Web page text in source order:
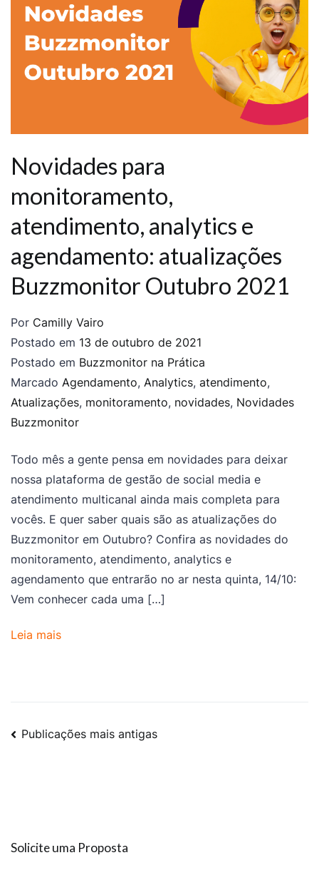
Novidades para
monitoramento,
atendimento, analytics e
agendamento: atualizações
Buzzmonitor Outubro 2021
Por Camilly Vairo
Postado em 13 de outubro de 2021
Postado em Buzzmonitor na Prática
Marcado Agendamento, Analytics, atendimento,
Atualizações, monitoramento, novidades, Novidades
Buzzmonitor
Todo mês a gente pensa em novidades para deixar
nossa plataforma de gestão de social media e
atendimento multicanal ainda mais completa para
vocês. E quer saber quais são as atualizações do
Buzzmonitor em Outubro? Confira as novidades do
monitoramento, atendimento, analytics e
agendamento que entrarão no ar nesta quinta, 14/10:
Vem conhecer cada uma […]
Leia mais
Publicações mais antigas
Solicite uma Proposta